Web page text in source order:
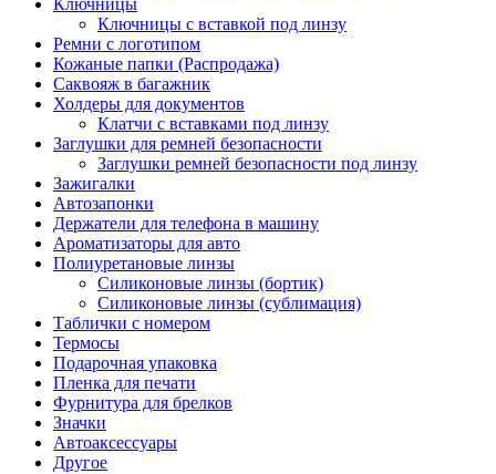
Ключницы
Ключницы с вставкой под линзу
Ремни с логотипом
Кожаные папки (Распродажа)
Саквояж в багажник
Холдеры для документов
Клатчи с вставками под линзу
Заглушки для ремней безопасности
Заглушки ремней безопасности под линзу
Зажигалки
Автозапонки
Держатели для телефона в машину
Ароматизаторы для авто
Полиуретановые линзы
Силиконовые линзы (бортик)
Силиконовые линзы (сублимация)
Таблички с номером
Термосы
Подарочная упаковка
Пленка для печати
Фурнитура для брелков
Значки
Автоаксессуары
Другое